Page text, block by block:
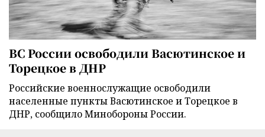
ВС России освободили Васютинское и
Торецкое в ДНР
Российские военнослужащие освободили
населенные пункты Васютинское и Торецкое в
ДНР, сообщило Минобороны России.